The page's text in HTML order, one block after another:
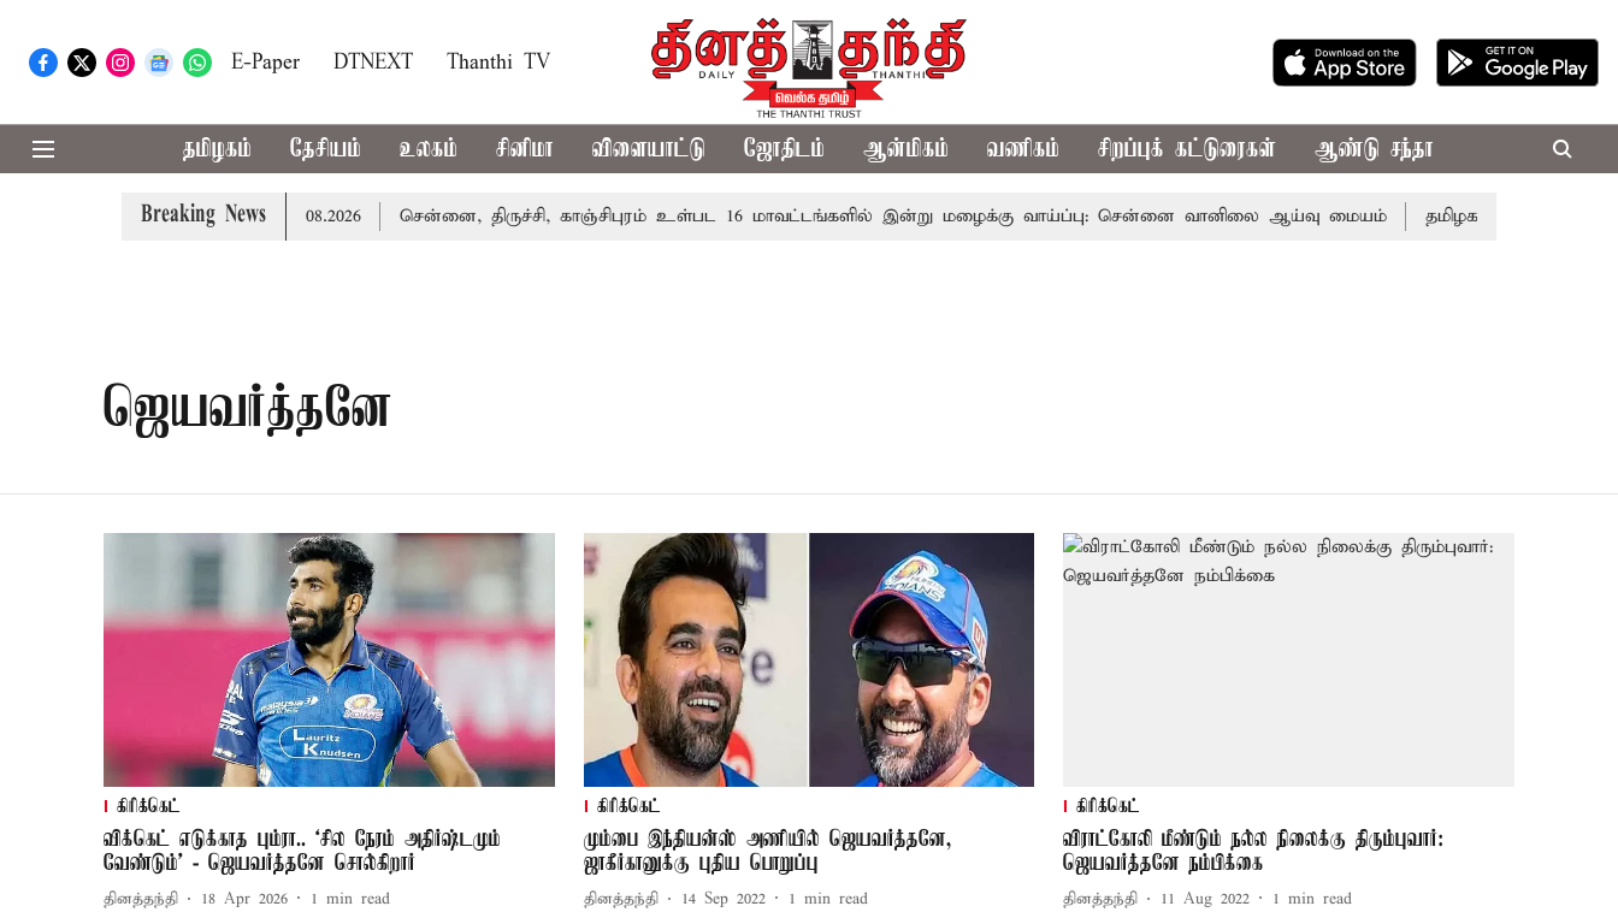
E-Paper DTNEXT Thanthi TV
தமிழகம் தேசியம் உலகம் சினிமா விளையாட்டு ஜோதிடம் ஆன்மிகம் வணிகம் சிறப்புக் கட்டுரைகள் ஆண்டு சந்தா
Breaking News
இன்றைய ராசிபலன் 06.08.2026 சென்னை, திருச்சி, காஞ்சிபுரம் உள்பட 16 மாவட்டங்களில் இன்று மழைக்கு வாய்ப்பு: சென்னை வானிலை ஆய்வு மையம் தமிழக சட்டசபையில்
ஜெயவர்த்தனே
கிரிக்கெட்
விக்கெட் எடுக்காத பும்ரா.. ‘சில நேரம் அதிர்ஷ்டமும்
வேண்டும்’ - ஜெயவர்த்தனே சொல்கிறார்
தினத்தந்தி 18 Apr 2026 1 min read
கிரிக்கெட்
மும்பை இந்தியன்ஸ் அணியில் ஜெயவர்த்தனே,
ஜாகீர்கானுக்கு புதிய பொறுப்பு
தினத்தந்தி 14 Sep 2022 1 min read
கிரிக்கெட்
விராட்கோலி மீண்டும் நல்ல நிலைக்கு திரும்புவார்:
ஜெயவர்த்தனே நம்பிக்கை
தினத்தந்தி 11 Aug 2022 1 min read